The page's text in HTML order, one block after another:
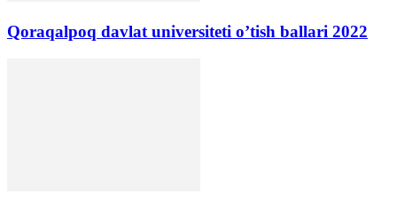
Qoraqalpoq davlat universiteti o’tish ballari 2022